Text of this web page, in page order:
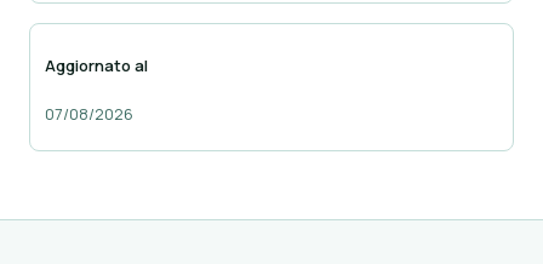
Aggiornato al
07/08/2026